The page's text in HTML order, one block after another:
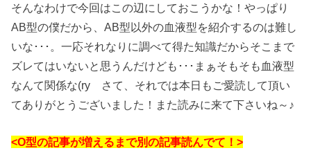
そんなわけで今回はこの辺にしておこうかな！やっぱり
AB型の僕だから、AB型以外の血液型を紹介するのは難し
いな･･･。一応それなりに調べて得た知識だからそこまで
ズレてはいないと思うんだけども･･･まぁそもそも血液型
なんて関係な(ry さて、それでは本日もご愛読して頂い
てありがとうございました！また読みに来て下さいね～♪
<O型の記事が増えるまで別の記事読んでて！>